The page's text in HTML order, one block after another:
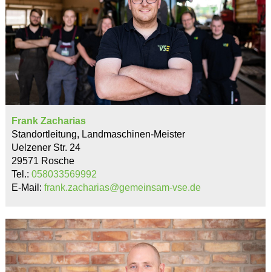
Frank Zacharias
Standortleitung, Landmaschinen-Meister
Uelzener Str. 24
29571 Rosche
Tel.: 058033569992
E-Mail: frank.zacharias@gemeinsam-vse.de